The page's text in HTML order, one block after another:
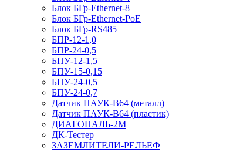
Блок БГр-Ethernet-8
Блок БГр-Ethernet-PoE
Блок БГр-RS485
БПР-12-1,0
БПР-24-0,5
БПУ-12-1,5
БПУ-15-0,15
БПУ-24-0,5
БПУ-24-0,7
Датчик ПАУК-В64 (металл)
Датчик ПАУК-В64 (пластик)
ДИАГОНАЛЬ-2М
ДК-Тестер
ЗАЗЕМЛИТЕЛИ-РЕЛЬЕФ